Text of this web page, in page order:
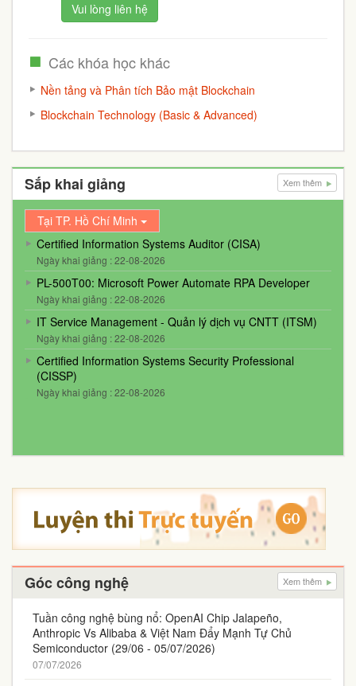
Vui lòng liên hệ
Các khóa học khác
Nền tảng và Phân tích Bảo mật Blockchain
Blockchain Technology (Basic & Advanced)
Sắp khai giảng Xem thêm
Tại TP. Hồ Chí Minh
Certified Information Systems Auditor (CISA)
Ngày khai giảng : 22-08-2026
PL-500T00: Microsoft Power Automate RPA Developer
Ngày khai giảng : 22-08-2026
IT Service Management - Quản lý dịch vụ CNTT (ITSM)
Ngày khai giảng : 22-08-2026
Certified Information Systems Security Professional
(CISSP)
Ngày khai giảng : 22-08-2026
Góc công nghệ Xem thêm
Tuần công nghệ bùng nổ: OpenAI Chip Jalapeño,
Anthropic Vs Alibaba & Việt Nam Đẩy Mạnh Tự Chủ
Semiconductor (29/06 - 05/07/2026)
07/07/2026